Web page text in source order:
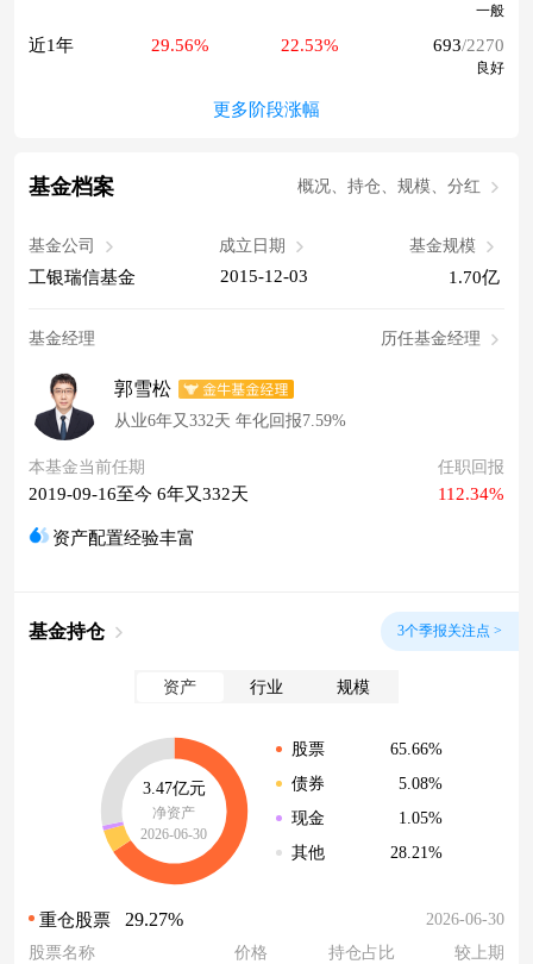
一般
近1年 29.56% 22.53% 693/2270
良好
更多阶段涨幅
基金档案 概况、持仓、规模、分红
基金公司
工银瑞信基金
成立日期
2015-12-03
基金规模
1.70亿
基金经理 历任基金经理
郭雪松
从业6年又332天 年化回报7.59%
本基金当前任期
2019-09-16至今 6年又332天
任职回报
112.34%
资产配置经验丰富
基金持仓 3个季报关注点 >
资产 行业 规模
3.47亿元
净资产
2026-06-30
股票
65.66%
债券
5.08%
现金
1.05%
其他
28.21%
重仓股票 29.27%
2026-06-30
股票名称
价格 持仓占比 较上期